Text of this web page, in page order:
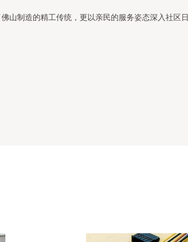
山制造的精工传统，更以亲民的服务姿态深入社区